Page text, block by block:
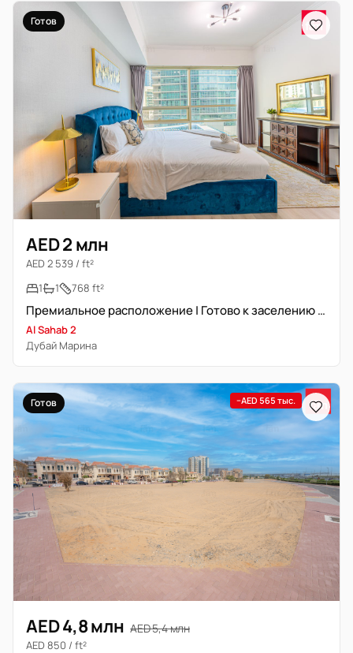
Готов
AED 2 млн
AED 2 539 / ft²
1
1 768 ft²
Премиальное расположение | Готово к заселению | Высокая доходность
Al Sahab 2
Дубай Марина
Готов −AED 565 тыс.
AED 4,8 млн AED 5,4 млн
AED 850 / ft²